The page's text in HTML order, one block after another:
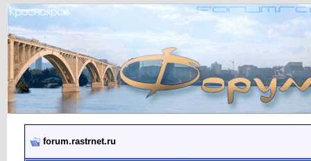
forum.rastrnet.ru